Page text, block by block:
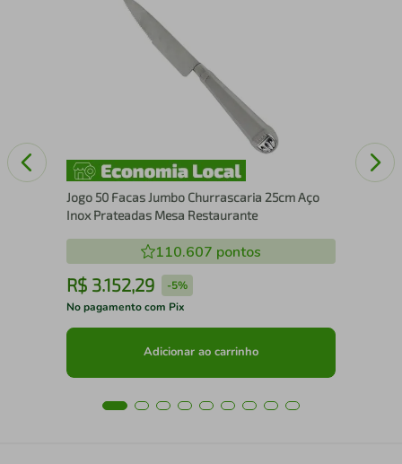
Jogo 50 Facas Jumbo Churrascaria 25cm Aço
Inox Prateadas Mesa Restaurante
110.607 pontos
R$ 3.152,29 -5%
No pagamento com Pix
Adicionar ao carrinho